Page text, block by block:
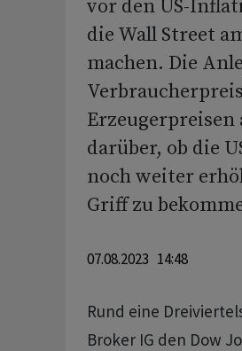
vor den US-
die Wall Street
machen. Die
darüber, ob die
noch weiter
Griff zu
07.08.2023 14:48
Rund eine
Broker IG den Dow